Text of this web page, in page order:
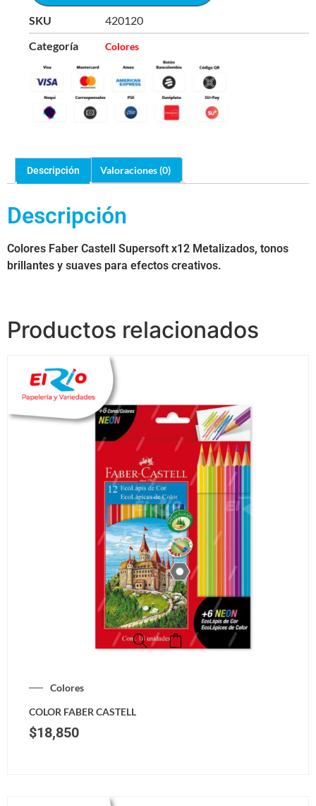
SKU
420120
Categoría
Colores
Descripción Valoraciones (0)
Descripción
Colores Faber Castell Supersoft x12 Metalizados, tonos
brillantes y suaves para efectos creativos.
Productos relacionados
Colores
COLOR FABER CASTELL
$18,850